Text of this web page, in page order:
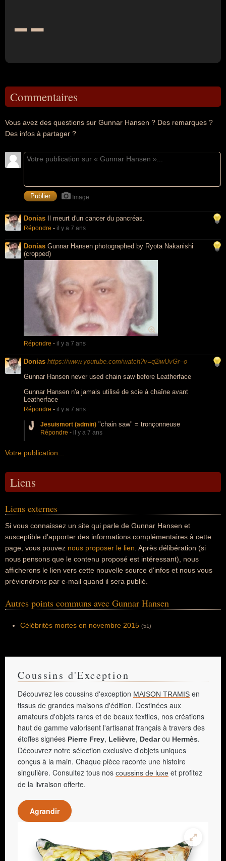
--
Commentaires
Vous avez des questions sur Gunnar Hansen ? Des remarques ?
Des infos à partager ?
Image
Donias Il meurt d'un cancer du pancréas.
Répondre - il y a 7 ans
Donias Gunnar Hansen photographed by Ryota Nakanishi
(cropped)
Répondre - il y a 7 ans
Donias https://www.youtube.com/watch?v=q2iwUvGr--o
Gunnar Hansen never used chain saw before Leatherface
Gunnar Hansen n'a jamais utilisé de scie à chaîne avant
Leatherface
Répondre - il y a 7 ans
Jesuismort (admin) "chain saw" = tronçonneuse
Répondre - il y a 7 ans
Votre publication...
Liens
Liens externes
Si vous connaissez un site qui parle de Gunnar Hansen et
susceptible d'apporter des informations complémentaires à cette
page, vous pouvez nous proposer le lien . Après délibération (si
nous pensons que le contenu proposé est intéressant), nous
afficherons le lien vers cette nouvelle source d'infos et nous vous
préviendrons par e-mail quand il sera publié.
Autres points communs avec Gunnar Hansen
Célébrités mortes en novembre 2015 (51)
Coussins d'Exception
Découvrez les coussins d'exception MAISON TRAMIS en
tissus de grandes maisons d'édition. Destinées aux
amateurs d'objets rares et de beaux textiles, nos créations
haut de gamme valorisent l'artisanat français à travers des
étoffes signées Pierre Frey, Lelièvre, Dedarou Hermès.
Découvrez notre sélection exclusive d'objets uniques
conçus à la main. Chaque pièce raconte une histoire
singulière. Consultez tous nos coussins de luxe et profitez
de la livraison offerte.
Agrandir